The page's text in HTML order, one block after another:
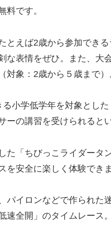
料です。
とえば2歳から参加でき
な表情をぜひ。また、大
対象：2歳から５歳まで）
小学低学年を対象とし
ーの講習を受けられると
た「ちびっこライダータ
を安全に楽しく体験できま
パイロンなどで作られた
速全開」のタイムレース